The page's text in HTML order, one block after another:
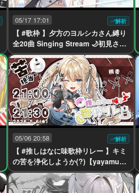
05/17 17:01 解析
【 #歌枠 】夕方のヨルシカさん縛り
全20曲 Singing Stream 🌙初見さん
大歓迎【#yayamugi】【#karaok
e】
05/06 20:58 解析
【 #推しはなに味歌枠リレー 】キミ
の苦を浄化しようか(?)【yayamug
i】【VTuber】